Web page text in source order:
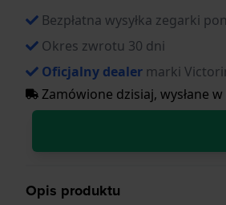
Bezpłatna wysyłka zegarki
Okres zwrotu 30 dni
Oficjalny dealer marki
Zamówione dzisiaj, wysłane w
Opis produktu